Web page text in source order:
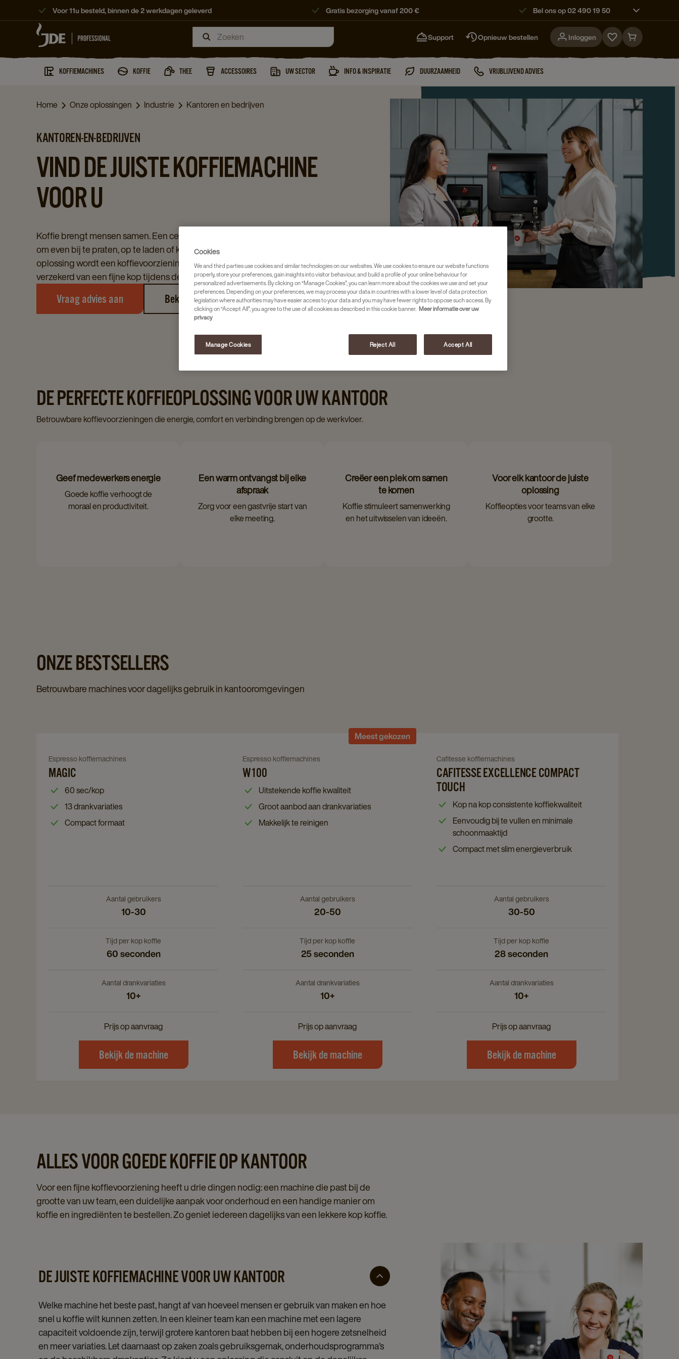
Voor 11u besteld, binnen de 2 werkdagen geleverd Gratis bezorging vanaf 200 € Bel ons op 02 490 19 50
Support Opnieuw bestellen Inloggen
Go
to
Go
to
KOFFIEMACHINES KOFFIE THEE ACCESSOIRES UW SECTOR INFO & INSPIRATIE DUURZAAMHEID VRIJBLIJVEND ADVIES
Home Onze oplossingen Industrie Kantoren en bedrijven
KANTOREN-EN-BEDRIJVEN
VIND DE JUISTE KOFFIEMACHINE
VOOR U
Koffie brengt mensen samen. Een centrale koffieplek zorgt voor momenten
om even bij te praten, op te laden of kort te overleggen. Met de juiste
oplossing wordt een koffievoorziening eenvoudig geregeld en blijft iedereen
verzekerd van een fijne kop tijdens de werkdag.
Vraag advies aan Bekijk koffiemachines
DE PERFECTE KOFFIEOPLOSSING VOOR UW KANTOOR
Betrouwbare koffievoorzieningen die energie, comfort en verbinding brengen op de werkvloer.
Geef medewerkers energie
Goede koffie verhoogt de
moraal en productiviteit.
Een warm ontvangst bij elke
afspraak
Zorg voor een gastvrije start van
elke meeting.
Creëer een plek om samen
te komen
Koffie stimuleert samenwerking
en het uitwisselen van ideeën.
Voor elk kantoor de juiste
oplossing
Koffieopties voor teams van elke
grootte.
ONZE BESTSELLERS
Betrouwbare machines voor dagelijks gebruik in kantooromgevingen
MAGIC
details
page
Navigate
to
MAGIC
details
Espresso koffiemachines
MAGIC
60 sec/kop
13 drankvariaties
Compact formaat
Aantal gebruikers
10-30
Tijd per kop koffie
60 seconden
Aantal drankvariaties
10+
Prijs op aanvraag
Bekijk de machine
Meest gekozen
W100
details
page
Navigate
to
W100
details
Espresso koffiemachines
W100
Uitstekende koffie kwaliteit
Groot aanbod aan drankvariaties
Makkelijk te reinigen
Aantal gebruikers
20-50
Tijd per kop koffie
25 seconden
Aantal drankvariaties
10+
Prijs op aanvraag
Bekijk de machine
Cafitesse
Excellence
Compact
Touch
details
page
Navigate
to
Cafitesse
Excellence
Touch
page
Cafitesse koffiemachines
CAFITESSE EXCELLENCE COMPACT
TOUCH
Kop na kop consistente koffiekwaliteit
Eenvoudig bij te vullen en minimale
schoonmaaktijd
Compact met slim energieverbruik
Aantal gebruikers
30-50
Tijd per kop koffie
28 seconden
Aantal drankvariaties
10+
Prijs op aanvraag
Bekijk de machine
ALLES VOOR GOEDE KOFFIE OP KANTOOR
Voor een fijne koffievoorziening heeft u drie dingen nodig: een machine die past bij de
grootte van uw team, een duidelijke aanpak voor onderhoud en een handige manier om
koffie en ingrediënten te bestellen. Zo geniet iedereen dagelijks van een lekkere kop koffie.
DE JUISTE KOFFIEMACHINE VOOR UW KANTOOR
Welke machine het beste past, hangt af van hoeveel mensen er gebruik van maken en hoe
snel u koffie wilt kunnen zetten. In een kleiner team kan een machine met een lagere
capaciteit voldoende zijn, terwijl grotere kantoren baat hebben bij een hogere zetsnelheid
en meer variaties. Let daarnaast op zaken zoals gebruiksgemak, onderhoudsprogramma’s
Cookies
We and third parties use cookies and similar technologies on our websites. We use cookies to ensure our website functions
properly, store your preferences, gain insights into visitor behaviour, and build a profile of your online behaviour for
personalized advertisements. By clicking on “Manage Cookies”, you can learn more about the cookies we use and set your
preferences. Depending on your preferences, we may process your data in countries with a lower level of data protection
legislation where authorities may have easier access to your data and you may have fewer rights to oppose such access. By
clicking on “Accept All”, you agree to the use of all cookies as described in this cookie banner. Meer informatie over uw
privacy
Manage Cookies Reject All Accept All